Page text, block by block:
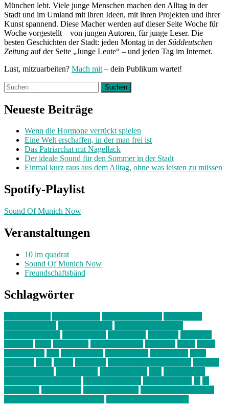
München lebt. Viele junge Menschen machen den Alltag in der
Stadt und im Umland mit ihren Ideen, mit ihren Projekten und ihrer
Kunst spannend. Diese Macher werden auf dieser Seite Woche für
Woche vorgestellt – von jungen Autoren, für junge Leser. Die
besten Geschichten der Stadt: jeden Montag in derSüddeutschen
Zeitung auf der Seite „Junge Leute“ – und jeden Tag im Internet.
Lust, mitzuarbeiten? Mach mit – dein Publikum wartet!
Suchen
nach:
Neueste Beiträge
Wenn die Hormone verrückt spielen
Eine Welt erschaffen, in der man frei ist
Das Patriarchat mit Nagellack
Der ideale Sound für den Sommer in der Stadt
Einmal kurz raus aus dem Alltag, ohne was leisten zu müssen
Spotify-Playlist
Sound Of Munich Now
Veranstaltungen
10 im quadrat
Sound Of Munich Now
Freundschaftsbänd
Schlagwörter